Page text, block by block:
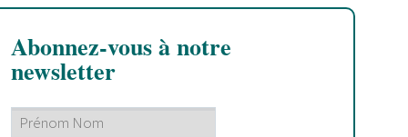
Abonnez-vous à notre
newsletter